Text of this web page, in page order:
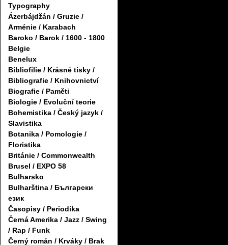
Typography
Ázerbájdžán / Gruzie /
Arménie / Karabach
Baroko / Barok / 1600 - 1800
Belgie
Benelux
Bibliofilie / Krásné tisky /
Bibliografie / Knihovnictví
Biografie / Paměti
Biologie / Evoluční teorie
Bohemistika / Český jazyk /
Slavistika
Botanika / Pomologie /
Floristika
Británie / Commonwealth
Brusel / EXPO 58
Bulharsko
Bulharština / Български
език
Časopisy / Periodika
Černá Amerika / Jazz / Swing
/ Rap / Funk
Černý román / Krváky / Brak